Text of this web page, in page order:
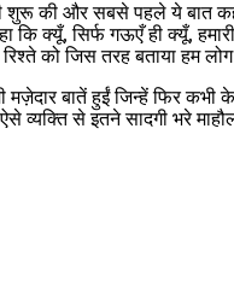
शुरू की और सबसे पहले ये बात
कि क्यूँ, सिर्फ गऊएँ ही क्यूँ,
को जिस तरह बताया हम
बातें हुईं जिन्हें फिर
से इतने सादगी भरे